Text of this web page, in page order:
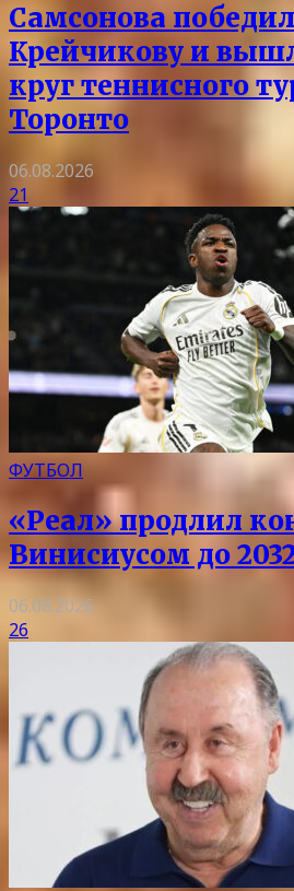
Самсонова
Крейчикову и
круг теннисного
Торонто
06.08.2026
21
ФУТБОЛ
«Реал» продлил
Винисиусом до
06.08.2026
26